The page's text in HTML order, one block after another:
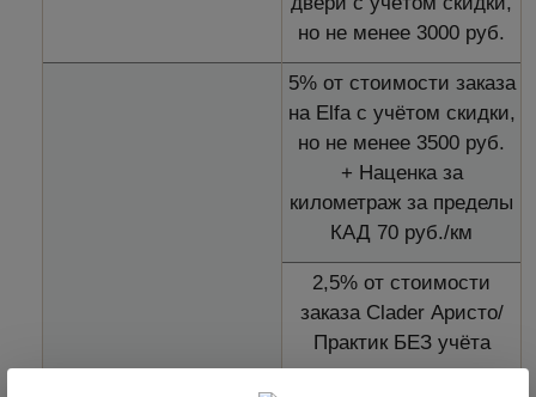
но не менее 3000 руб.
5% от стоимости заказа
на Elfa с учётом скидки,
но не менее 3500 руб.
+ Наценка за
километраж за пределы
КАД 70 руб./км
2,5% от стоимости
заказа Clader Аристо/
Практик БЕЗ учёта
скидки, но не менее